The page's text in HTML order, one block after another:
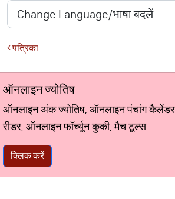
पत्रिका
ऑनलाइन ज्योतिष
ऑनलाइन अंक ज्योतिष, ऑनलाइन पंचांग
रीडर, ऑनलाइन फॉर्च्यून कुकी, मैच टूल्स
क्लिक करें